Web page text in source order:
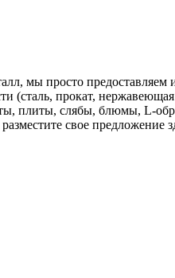
мы просто предоставляем
прокат, нержавеющая
плиты, слябы, блюмы, L-
свое предложение